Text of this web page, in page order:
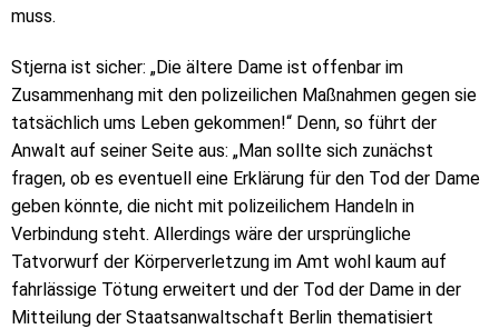
muss.
Stjerna ist sicher: „Die ältere Dame ist offenbar im
Zusammenhang mit den polizeilichen Maßnahmen gegen sie
tatsächlich ums Leben gekommen!“ Denn, so führt der
Anwalt auf seiner Seite aus: „Man sollte sich zunächst
fragen, ob es eventuell eine Erklärung für den Tod der Dame
geben könnte, die nicht mit polizeilichem Handeln in
Verbindung steht. Allerdings wäre der ursprüngliche
Tatvorwurf der Körperverletzung im Amt wohl kaum auf
fahrlässige Tötung erweitert und der Tod der Dame in der
Mitteilung der Staatsanwaltschaft Berlin thematisiert